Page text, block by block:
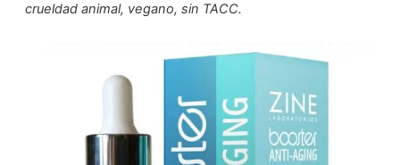
crueldad animal, vegano, sin TACC.